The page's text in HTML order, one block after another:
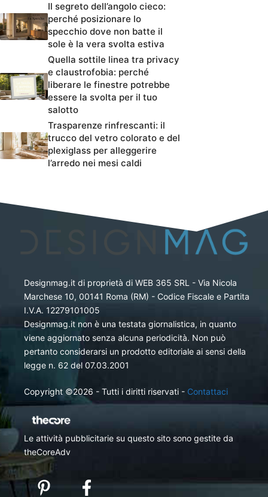
Il segreto dell’angolo cieco:
perché posizionare lo
specchio dove non batte il
sole è la vera svolta estiva
Quella sottile linea tra privacy
e claustrofobia: perché
liberare le finestre potrebbe
essere la svolta per il tuo
salotto
Trasparenze rinfrescanti: il
trucco del vetro colorato e del
plexiglass per alleggerire
l’arredo nei mesi caldi
Designmag.it di proprietà di WEB 365 SRL - Via Nicola
Marchese 10, 00141 Roma (RM) - Codice Fiscale e Partita
I.V.A. 12279101005
Designmag.it non è una testata giornalistica, in quanto
viene aggiornato senza alcuna periodicità. Non può
pertanto considerarsi un prodotto editoriale ai sensi della
legge n. 62 del 07.03.2001
Copyright ©2026 - Tutti i diritti riservati - Contattaci
Le attività pubblicitarie su questo sito sono gestite da
theCoreAdv